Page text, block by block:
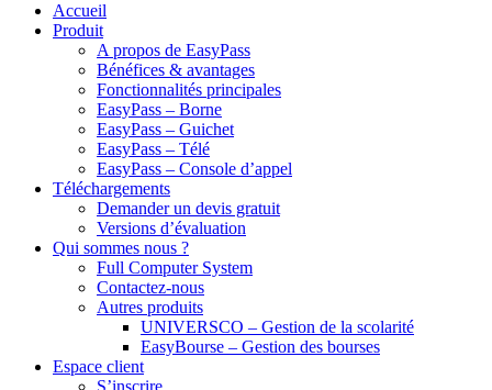
Accueil
Produit
A propos de EasyPass
Bénéfices & avantages
Fonctionnalités principales
EasyPass – Borne
EasyPass – Guichet
EasyPass – Télé
EasyPass – Console d’appel
Téléchargements
Demander un devis gratuit
Versions d’évaluation
Qui sommes nous ?
Full Computer System
Contactez-nous
Autres produits
UNIVERSCO – Gestion de la scolarité
EasyBourse – Gestion des bourses
Espace client
S’inscrire